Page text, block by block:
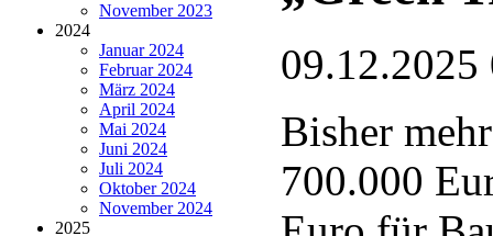
November 2023
2024
Januar 2024
Februar 2024
März 2024
April 2024
Mai 2024
Juni 2024
Juli 2024
Oktober 2024
November 2024
2025
09.12.2025
Bisher
700.000